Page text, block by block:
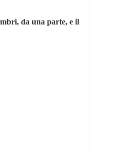
da una parte, e il